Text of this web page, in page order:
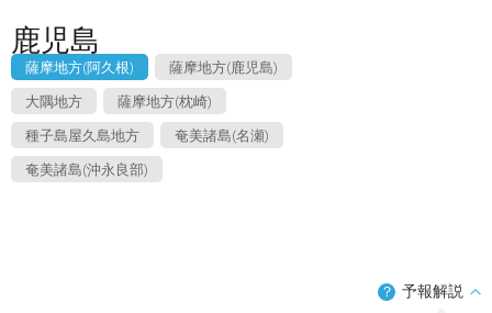
鹿児島
薩摩地方(阿久根) 薩摩地方(鹿児島)
大隅地方 薩摩地方(枕崎)
種子島屋久島地方 奄美諸島(名瀬)
奄美諸島(沖永良部)
？ 予報解説